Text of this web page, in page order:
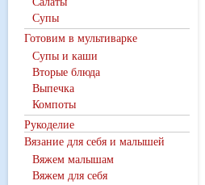
Супы
Готовим в мультиварке
Супы и каши
Вторые блюда
Выпечка
Компоты
Рукоделие
Вязание для себя и малышей
Вяжем малышам
Вяжем для себя